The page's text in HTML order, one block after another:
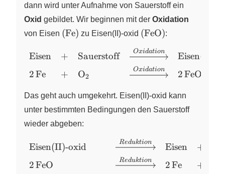
dann wird unter Aufnahme von Sauerstoff ein
Oxid gebildet. Wir beginnen mit der Oxidation
von Eisen \left( \ce{Fe} \right)
(Fe) zu Eisen(II)‑oxid \left( \ce{FeO}
(FeO):
\begin{array}{lclclcl}
\text{Sauerstoff} &
& \text{Eisen(II)-oxid}
& & \\[4pt] \ce{2 Fe} &
+ & \ce{O2} &
& \ce{2 FeO} & &
Eisen
2Fe
+
+
Sauerstoff
OX
2
Oxidation
Oxidation
Eisen(II)-
2FeO
Das geht auch umgekehrt. Eisen(II)‑oxid kann
unter bestimmten Bedingungen den Sauerstoff
wieder abgeben:
\begin{array}{lclclcl}
\text{Eisen(II)-oxid} &
& &
Eisen(II)-oxid
2FeO
Reduktion
Reduktion
Eisen
2Fe
+
+